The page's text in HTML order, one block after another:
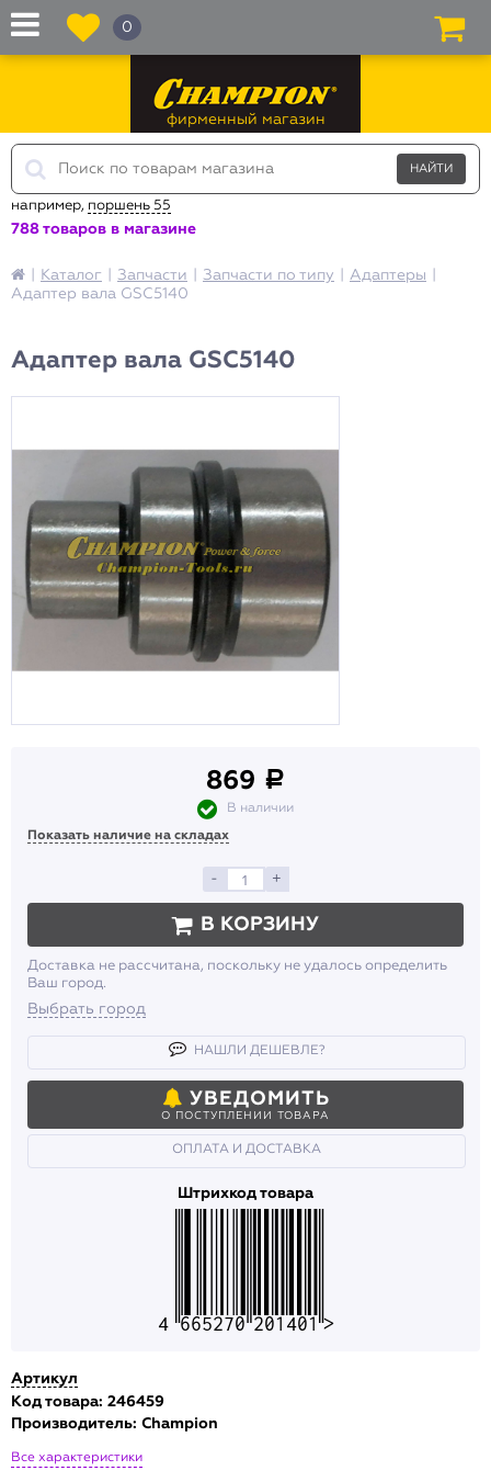
Каталог Запчасти Запчасти по типу Адаптеры
Адаптер вала GSC5140
Адаптер вала GSC5140
869 a
В наличии
Показать наличие на складах
- +
В КОРЗИНУ
Доставка не рассчитана, поскольку не удалось определить
Ваш город.
Выбрать город
НАШЛИ ДЕШЕВЛЕ?
УВЕДОМИТЬ
О ПОСТУПЛЕНИИ ТОВАРА
ОПЛАТА И ДОСТАВКА
Штрихкод товара
Артикул
Код товара: 246459
Производитель: Champion
Все характеристики
фирменный магазин
например, поршень 55
788 товаров в магазине
0